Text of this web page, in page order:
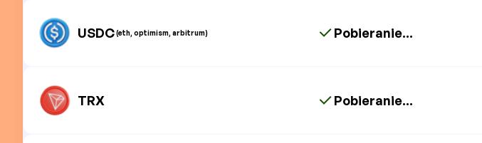
USDC(eth, optimism, arbitrum) Pobieranie...
TRX Pobieranie...